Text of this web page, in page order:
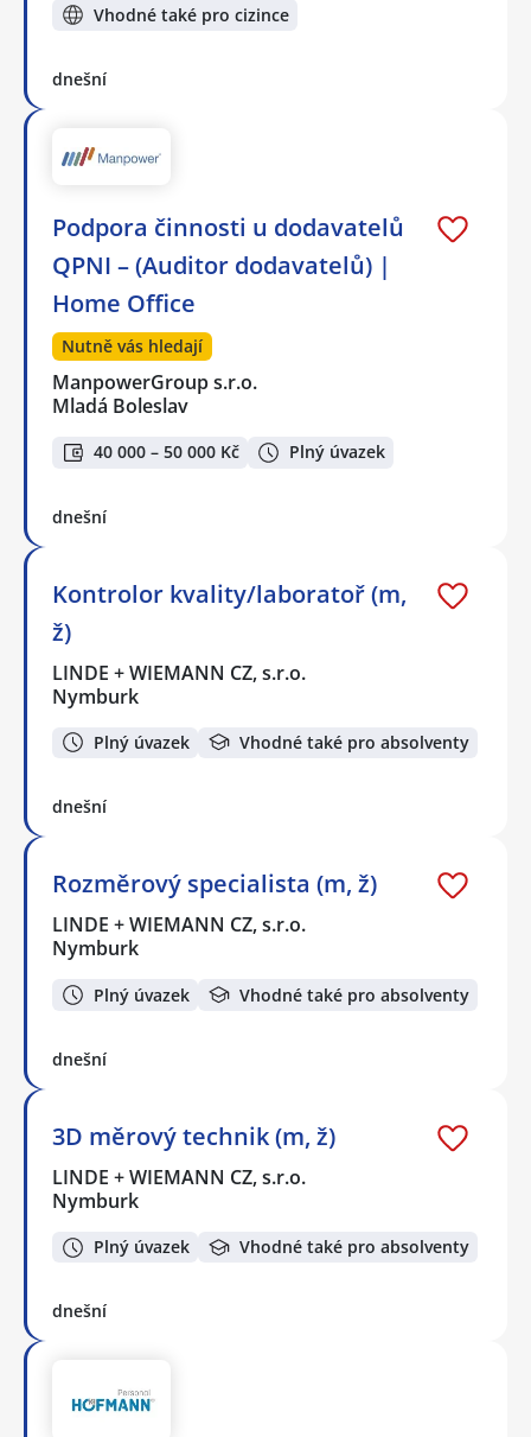
Vhodné také pro cizince
dnešní
Podpora činnosti u dodavatelů
QPNI – (Auditor dodavatelů) |
Home Office
Nutně vás hledají
ManpowerGroup s.r.o.
Mladá Boleslav
40 000 – 50 000 Kč Plný úvazek
dnešní
Kontrolor kvality/laboratoř (m,
ž)
LINDE + WIEMANN CZ, s.r.o.
Nymburk
Plný úvazek Vhodné také pro absolventy
dnešní
Rozměrový specialista (m, ž)
LINDE + WIEMANN CZ, s.r.o.
Nymburk
Plný úvazek Vhodné také pro absolventy
dnešní
3D měrový technik (m, ž)
LINDE + WIEMANN CZ, s.r.o.
Nymburk
Plný úvazek Vhodné také pro absolventy
dnešní